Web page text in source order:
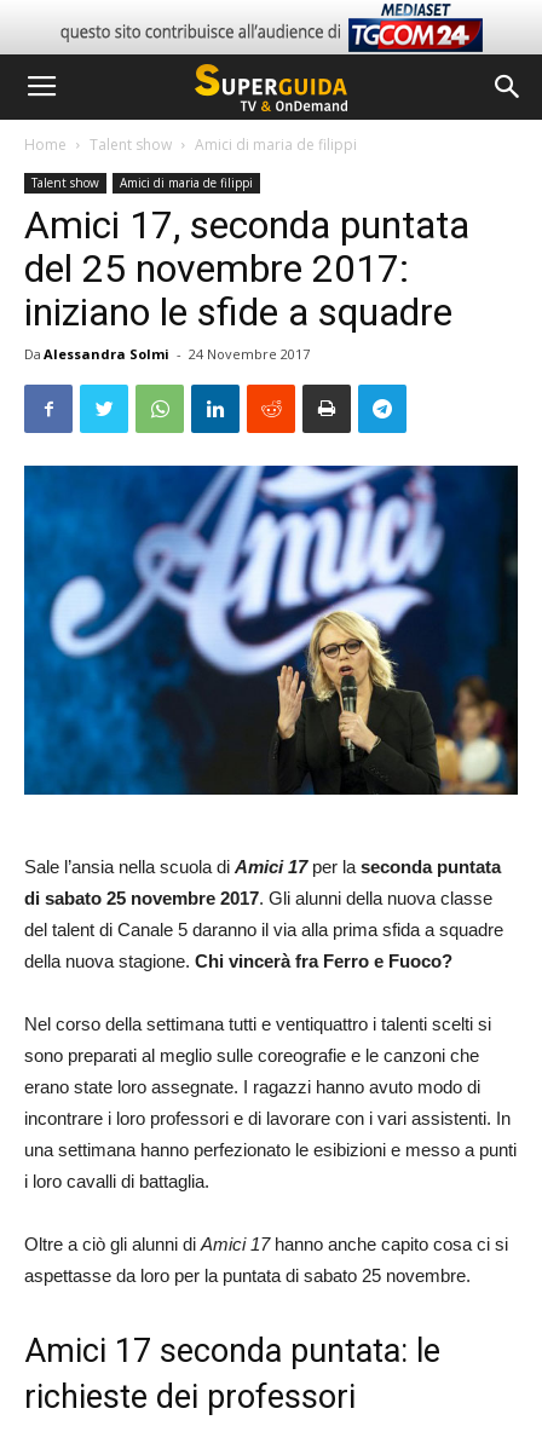
Home Talent show Amici di maria de filippi
Talent show Amici di maria de filippi
Amici 17, seconda puntata
del 25 novembre 2017:
iniziano le sfide a squadre
Da Alessandra Solmi - 24 Novembre 2017
Sale l’ansia nella scuola di Amici 17 per la seconda puntata
di sabato 25 novembre 2017. Gli alunni della nuova classe
del talent di Canale 5 daranno il via alla prima sfida a squadre
della nuova stagione. Chi vincerà fra Ferro e Fuoco?
Nel corso della settimana tutti e ventiquattro i talenti scelti si
sono preparati al meglio sulle coreografie e le canzoni che
erano state loro assegnate. I ragazzi hanno avuto modo di
incontrare i loro professori e di lavorare con i vari assistenti. In
una settimana hanno perfezionato le esibizioni e messo a punti
i loro cavalli di battaglia.
Oltre a ciò gli alunni di Amici 17hanno anche capito cosa ci si
aspettasse da loro per la puntata di sabato 25 novembre.
Amici 17 seconda puntata: le
richieste dei professori